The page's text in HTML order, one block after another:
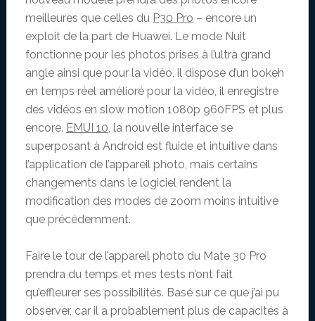
meilleures que celles du P30 Pro – encore un
exploit de la part de Huawei. Le mode Nuit
fonctionne pour les photos prises à l’ultra grand
angle ainsi que pour la vidéo, il dispose d’un bokeh
en temps réel amélioré pour la vidéo, il enregistre
des vidéos en slow motion 1080p 960FPS et plus
encore. EMUI 10 , la nouvelle interface se
superposant à Android est fluide et intuitive dans
l’application de l’appareil photo, mais certains
changements dans le logiciel rendent la
modification des modes de zoom moins intuitive
que précédemment.
Faire le tour de l’appareil photo du Mate 30 Pro
prendra du temps et mes tests n’ont fait
qu’effleurer ses possibilités. Basé sur ce que j’ai pu
observer, car il a probablement plus de capacités à